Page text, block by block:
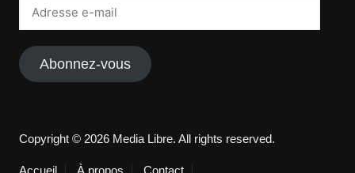
Abonnez-vous
Copyright © 2026 Media Libre. All rights reserved.
Accueil À propos Contact